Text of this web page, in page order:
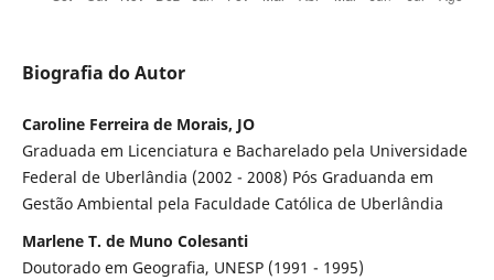
Biografia do Autor
Caroline Ferreira de Morais, JO
Graduada em Licenciatura e Bacharelado pela Universidade
Federal de Uberlândia (2002 - 2008) Pós Graduanda em
Gestão Ambiental pela Faculdade Católica de Uberlândia
Marlene T. de Muno Colesanti
Doutorado em Geografia, UNESP (1991 - 1995)